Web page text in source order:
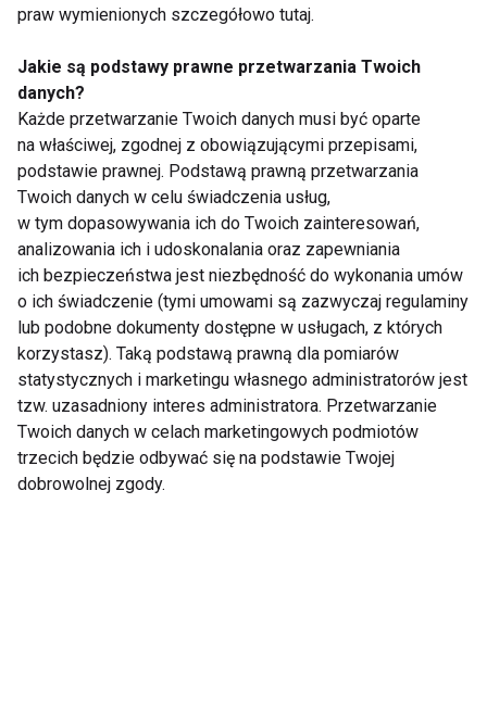
Rokitnik ma
dziesięciokrotnie
więcej witaminy C niż
cytryna i zachowuje ją
w przetworach
Cytryna zamiast
znane zastosowania
cytryny
Cytryna w trosce o
urodę
Nawodnienie
organizmu
Pokaż więcej
praw wymienionych szczegółowo tutaj.
Jakie są podstawy prawne przetwarzania Twoich
danych?
Każde przetwarzanie Twoich danych musi być oparte
na właściwej, zgodnej z obowiązującymi przepisami,
podstawie prawnej. Podstawą prawną przetwarzania
Twoich danych w celu świadczenia usług,
w tym dopasowywania ich do Twoich zainteresowań,
analizowania ich i udoskonalania oraz zapewniania
ich bezpieczeństwa jest niezbędność do wykonania umów
o ich świadczenie (tymi umowami są zazwyczaj regulaminy
lub podobne dokumenty dostępne w usługach, z których
korzystasz). Taką podstawą prawną dla pomiarów
statystycznych i marketingu własnego administratorów jest
tzw. uzasadniony interes administratora. Przetwarzanie
Twoich danych w celach marketingowych podmiotów
trzecich będzie odbywać się na podstawie Twojej
dobrowolnej zgody.